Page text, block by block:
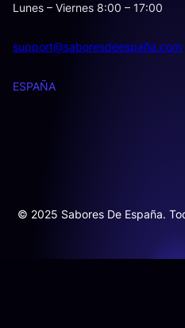
Lunes – Viernes 8:00 – 17:00
support@saboresdeespaña.com
ESPAÑA
© 2025 Sabores De España.